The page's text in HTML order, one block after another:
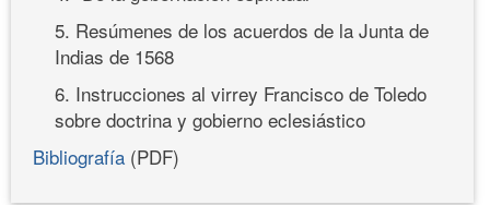
5. Resúmenes de los acuerdos de la Junta de
Indias de 1568
6. Instrucciones al virrey Francisco de Toledo
sobre doctrina y gobierno eclesiástico
Bibliografía (PDF)